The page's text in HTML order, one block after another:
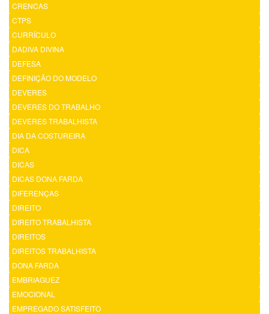
CRENCAS
CTPS
CURRÍCULO
DADIVA DIVINA
DEFESA
DEFINIÇÃO DO MODELO
DEVERES
DEVERES DO TRABALHO
DEVERES TRABALHISTA
DIA DA COSTUREIRA
DICA
DICAS
DICAS DONA FARDA
DIFERENÇAS
DIREITO
DIREITO TRABALHISTA
DIREITOS
DIREITOS TRABALHISTA
DONA FARDA
EMBRIAGUEZ
EMOCIONAL
EMPREGADO SATISFEITO